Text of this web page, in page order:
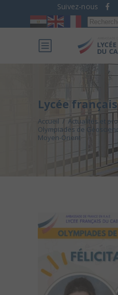
Suivez-nous
Lycée
Accueil / Actualités et
Olympiades de
Moyen-Orient